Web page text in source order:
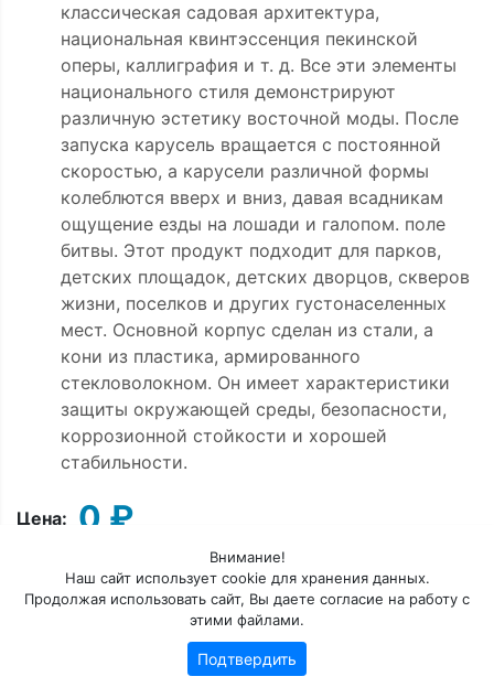
классическая садовая архитектура,
национальная квинтэссенция пекинской
оперы, каллиграфия и т. д. Все эти элементы
национального стиля демонстрируют
различную эстетику восточной моды. После
запуска карусель вращается с постоянной
скоростью, а карусели различной формы
колеблются вверх и вниз, давая всадникам
ощущение езды на лошади и галопом. поле
битвы. Этот продукт подходит для парков,
детских площадок, детских дворцов, скверов
жизни, поселков и других густонаселенных
мест. Основной корпус сделан из стали, а
кони из пластика, армированного
стекловолокном. Он имеет характеристики
защиты окружающей среды, безопасности,
коррозионной стойкости и хорошей
стабильности.
Цена: 0 ₽
Добавить в корзину
Внимание!
Наш сайт использует cookie для хранения данных.
Продолжая использовать сайт, Вы даете согласие на работу с
этими файлами.
Подтвердить